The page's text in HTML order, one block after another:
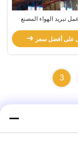
تبريد الهواء المصنع
الصناعية
على أفضل سعر
3